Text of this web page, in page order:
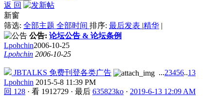
返 回
新窗
筛选: 全部主题 全部时间 排序: 最后发表 |精华 |
公告: 论坛公告 & 论坛条例
Lpohchin2006-10-25
Lpohchin 2006-10-25
JBTALKS 免费刊登各类广告 ...23456..13
Lpohchin 2015-5-8 11:39 PM
回 128 · 看 1912729 · 最后 635823ko · 2019-6-13 12:09 AM